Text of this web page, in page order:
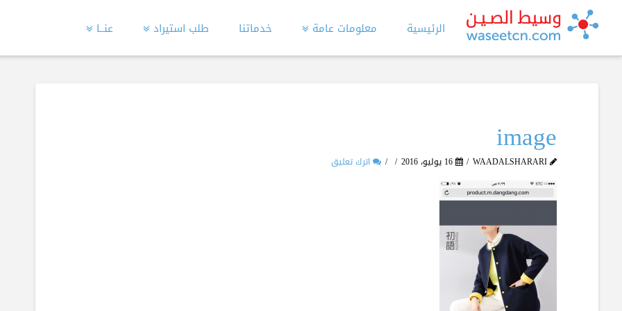
الرئيسية معلومات عامة خدماتنا طلب استيراد عنــا
image
WAADALSHARARI 16 يوليو، 2016 اترك تعليق